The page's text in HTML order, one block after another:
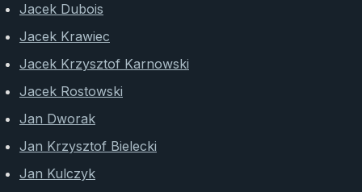
Jacek Dubois
Jacek Krawiec
Jacek Krzysztof Karnowski
Jacek Rostowski
Jan Dworak
Jan Krzysztof Bielecki
Jan Kulczyk